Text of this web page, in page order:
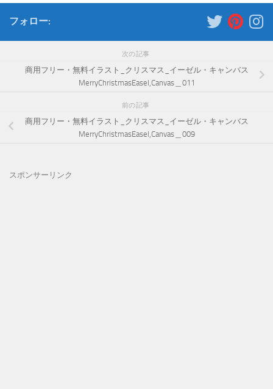
フォロー:
次の記事
商用フリー・無料イラスト_クリスマス_イーゼル・キャンバス
MerryChristmasEasel,Canvas＿011
前の記事
商用フリー・無料イラスト_クリスマス_イーゼル・キャンバス
MerryChristmasEasel,Canvas＿009
スポンサーリンク